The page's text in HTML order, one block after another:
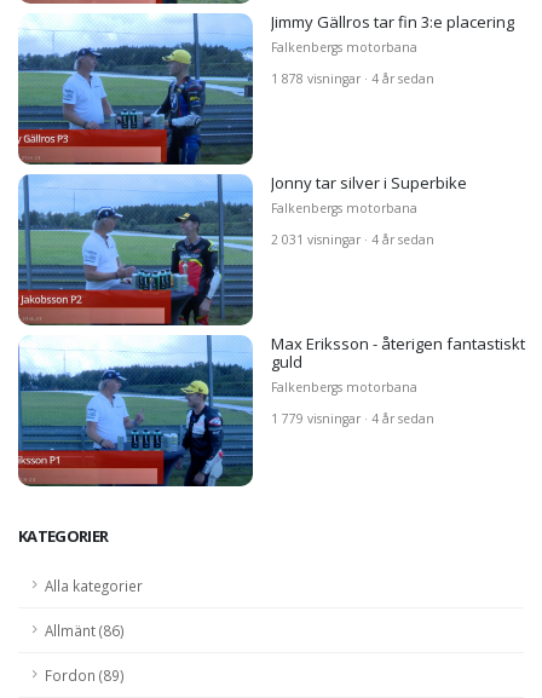
Jimmy Gällros tar fin 3:e placering
Falkenbergs motorbana
1 878 visningar · 4 år sedan
Jonny tar silver i Superbike
Falkenbergs motorbana
2 031 visningar · 4 år sedan
Max Eriksson - återigen fantastiskt
guld
Falkenbergs motorbana
1 779 visningar · 4 år sedan
KATEGORIER
Alla kategorier
Allmänt (86)
Fordon (89)